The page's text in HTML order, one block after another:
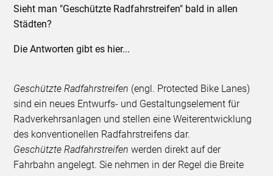
Sieht man "Geschützte Radfahrstreifen" bald in allen
Städten?
Die Antworten gibt es hier...
Geschützte Radfahrstreifen (engl. Protected Bike Lanes)
sind ein neues Entwurfs- und Gestaltungselement für
Radverkehrsanlagen und stellen eine Weiterentwicklung
des konventionellen Radfahrstreifens dar.
Geschützte Radfahrstreifen werden direkt auf der
Fahrbahn angelegt. Sie nehmen in der Regel die Breite